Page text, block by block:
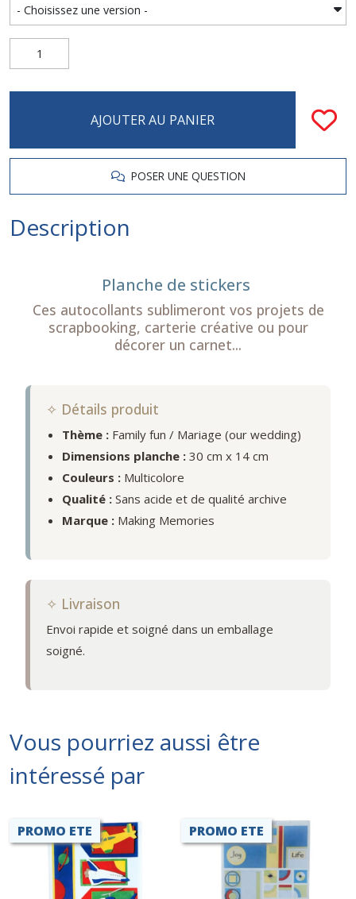
AJOUTER AU PANIER
POSER UNE QUESTION
Description
Planche de stickers
Ces autocollants sublimeront vos projets de
scrapbooking, carterie créative ou pour
décorer un carnet...
✧ Détails produit
Thème : Family fun / Mariage (our wedding)
Dimensions planche : 30 cm x 14 cm
Couleurs : Multicolore
Qualité : Sans acide et de qualité archive
Marque : Making Memories
✧ Livraison
Envoi rapide et soigné dans un emballage
soigné.
Vous pourriez aussi être
intéressé par
PROMO ETE PROMO ETE